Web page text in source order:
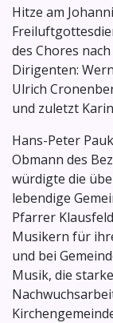
Hitze am
des Chores
Dirigenten:
Ulrich
und zuletzt
Hans-Peter
Obmann des
würdigte die
lebendige
Pfarrer
Musikern für
und bei
Musik, die